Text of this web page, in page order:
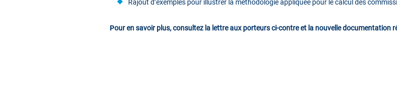
Rajout d’exemples pour illustrer la méthodologie appliquée pour le calcul des
Pour en savoir plus, consultez la lettre aux porteurs ci-contre et la nouvelle documentation